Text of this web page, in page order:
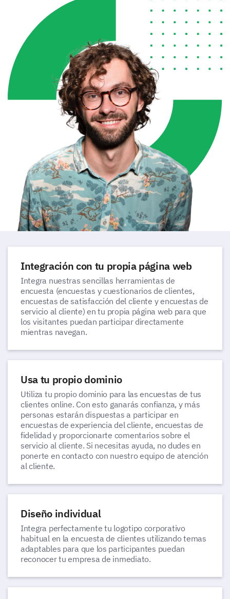
Integración con tu propia página web
Integra nuestras sencillas herramientas de
encuesta (encuestas y cuestionarios de clientes,
encuestas de satisfacción del cliente y encuestas de
servicio al cliente) en tu propia página web para que
los visitantes puedan participar directamente
mientras navegan.
Usa tu propio dominio
Utiliza tu propio dominio para las encuestas de tus
clientes online. Con esto ganarás confianza, y más
personas estarán dispuestas a participar en
encuestas de experiencia del cliente, encuestas de
fidelidad y proporcionarte comentarios sobre el
servicio al cliente. Si necesitas ayuda, no dudes en
ponerte en contacto con nuestro equipo de atención
al cliente.
Diseño individual
Integra perfectamente tu logotipo corporativo
habitual en la encuesta de clientes utilizando temas
adaptables para que los participantes puedan
reconocer tu empresa de inmediato.